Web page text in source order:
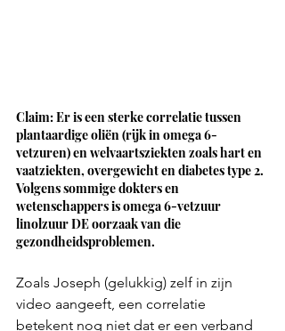
Claim: Er is een sterke correlatie tussen
plantaardige oliën (rijk in omega 6-
vetzuren) en welvaartsziekten zoals hart en
vaatziekten, overgewicht en diabetes type 2.
Volgens sommige dokters en
wetenschappers is omega 6-vetzuur
linolzuur DE oorzaak van die
gezondheidsproblemen.
Zoals Joseph (gelukkig) zelf in zijn
video aangeeft, een correlatie
betekent nog niet dat er een verband